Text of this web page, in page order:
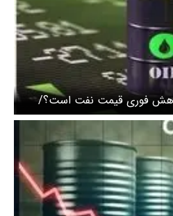
کاهش فوری قیمت نفت است؟/
انرژی